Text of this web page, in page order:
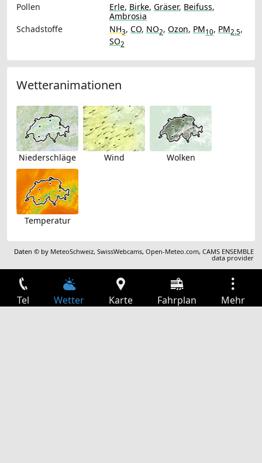
Pollen
Erle, Birke, Gräser, Beifuss,
Ambrosia
Schadstoffe
NH3, CO, NO2, Ozon, PM10, PM2.5,
SO2
Wetteranimationen
Niederschläge Wind Wolken
Temperatur
Daten © by MeteoSchweiz,SwissWebcams,Open-Meteo.com,CAMS ENSEMBLE
data provider
Tel Wetter Karte Fahrplan Mehr